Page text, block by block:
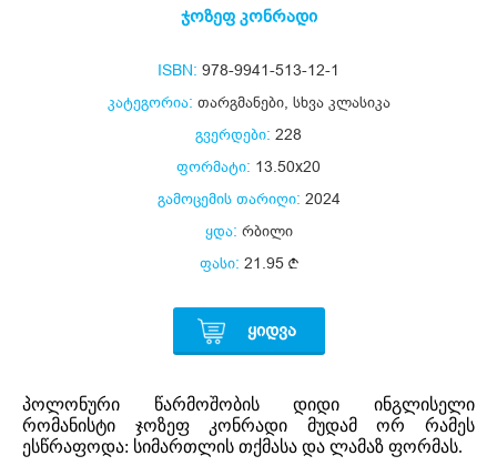
ჯოზეფ კონრადი
ISBN: 978-9941-513-12-1
კატეგორია: თარგმანები, სხვა კლასიკა
გვერდები: 228
ფორმატი: 13.50x20
გამოცემის თარიღი: 2024
ყდა: რბილი
ფასი: 21.95
ᲧᲘᲓᲕᲐ
პოლონური წარმოშობის დიდი ინგლისელი
რომანისტი ჯოზეფ კონრადი მუდამ ორ რამეს
ესწრაფოდა: სიმართლის თქმასა და ლამაზ ფორმას.